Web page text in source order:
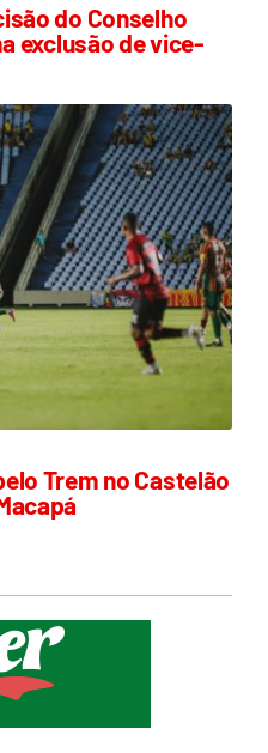
do Conselho
exclusão de vice-
Trem no Castelão